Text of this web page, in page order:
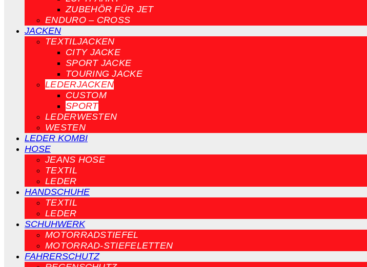
ZUBEHÖR FÜR JET
ENDURO – CROSS
JACKEN
TEXTILJACKEN
CITY JACKE
SPORT JACKE
TOURING JACKE
LEDERJACKEN
CUSTOM
SPORT
LEDERWESTEN
WESTEN
LEDER KOMBI
HOSE
JEANS HOSE
TEXTIL
LEDER
HANDSCHUHE
TEXTIL
LEDER
SCHUHWERK
MOTORRADSTIEFEL
MOTORRAD-STIEFELETTEN
FAHRERSCHUTZ